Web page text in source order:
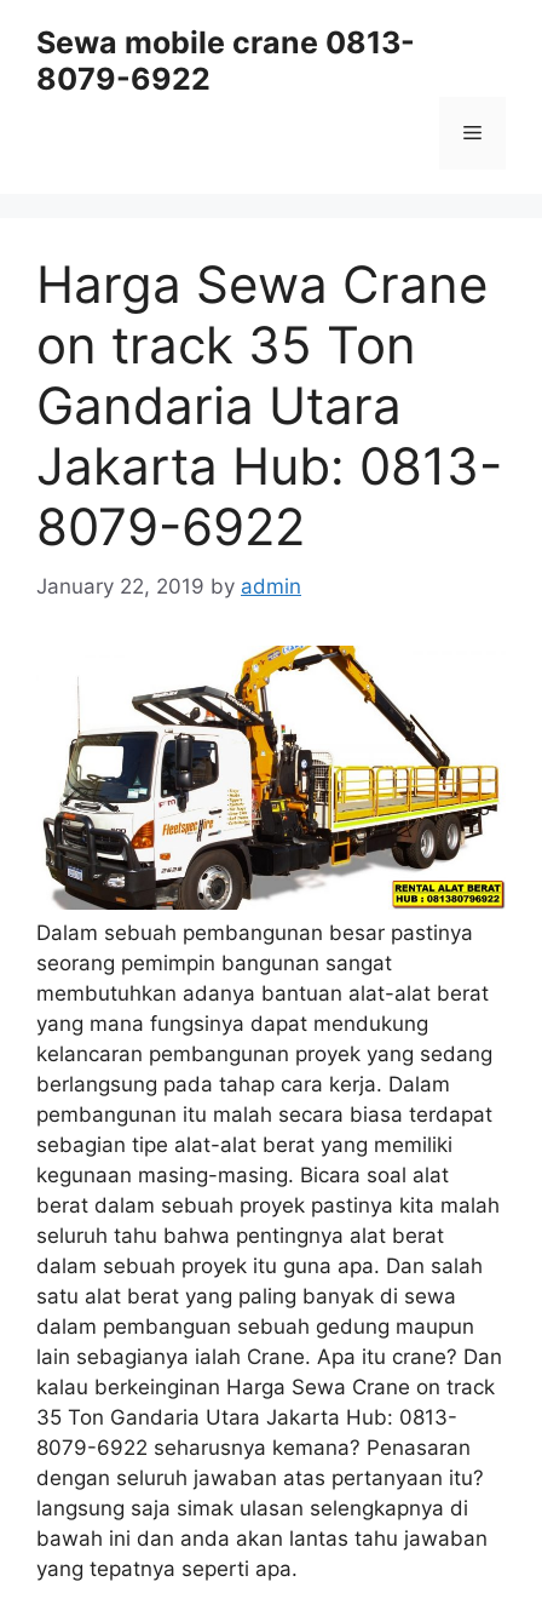
content
Sewa mobile crane 0813-
8079-6922
Menu
Harga Sewa Crane
on track 35 Ton
Gandaria Utara
Jakarta Hub: 0813-
8079-6922
January 22, 2019 by admin
Dalam sebuah pembangunan besar pastinya
seorang pemimpin bangunan sangat
membutuhkan adanya bantuan alat-alat berat
yang mana fungsinya dapat mendukung
kelancaran pembangunan proyek yang sedang
berlangsung pada tahap cara kerja. Dalam
pembangunan itu malah secara biasa terdapat
sebagian tipe alat-alat berat yang memiliki
kegunaan masing-masing. Bicara soal alat
berat dalam sebuah proyek pastinya kita malah
seluruh tahu bahwa pentingnya alat berat
dalam sebuah proyek itu guna apa. Dan salah
satu alat berat yang paling banyak di sewa
dalam pembanguan sebuah gedung maupun
lain sebagianya ialah Crane. Apa itu crane? Dan
kalau berkeinginan Harga Sewa Crane on track
35 Ton Gandaria Utara Jakarta Hub: 0813-
8079-6922 seharusnya kemana? Penasaran
dengan seluruh jawaban atas pertanyaan itu?
langsung saja simak ulasan selengkapnya di
bawah ini dan anda akan lantas tahu jawaban
yang tepatnya seperti apa.